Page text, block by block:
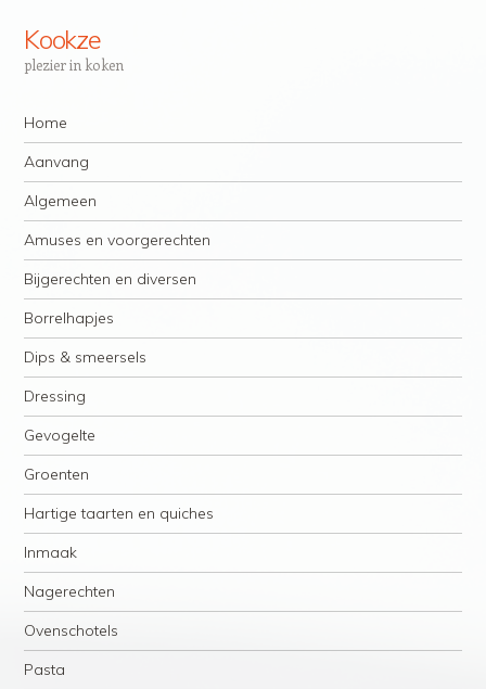
Kookze
plezier in koken
Navigatie
Spring naar inhoud
Home
Aanvang
Algemeen
Amuses en voorgerechten
Bijgerechten en diversen
Borrelhapjes
Dips & smeersels
Dressing
Gevogelte
Groenten
Hartige taarten en quiches
Inmaak
Nagerechten
Ovenschotels
Pasta